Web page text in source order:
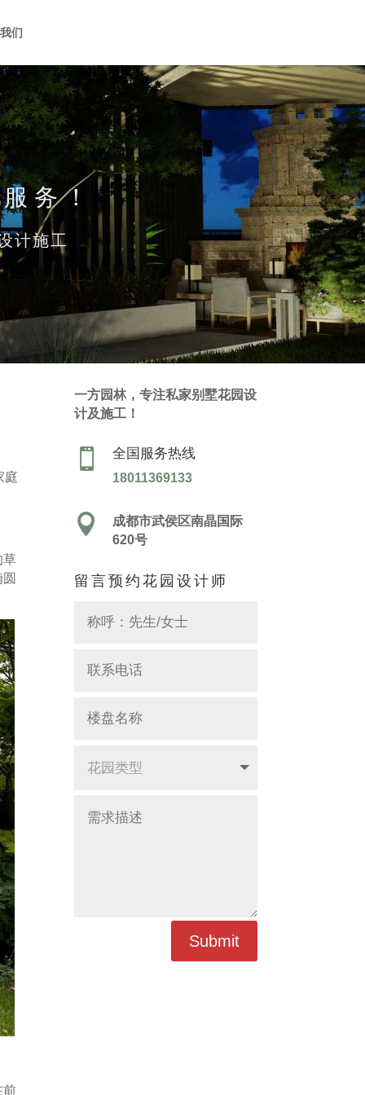
们
务！
计施工
庭
草
前
一方园林，专注私家别墅花园设
计及施工！
 全国服务热线
18011369133

成都市武侯区南晶国际
620号
留言预约花园设计师
Submit